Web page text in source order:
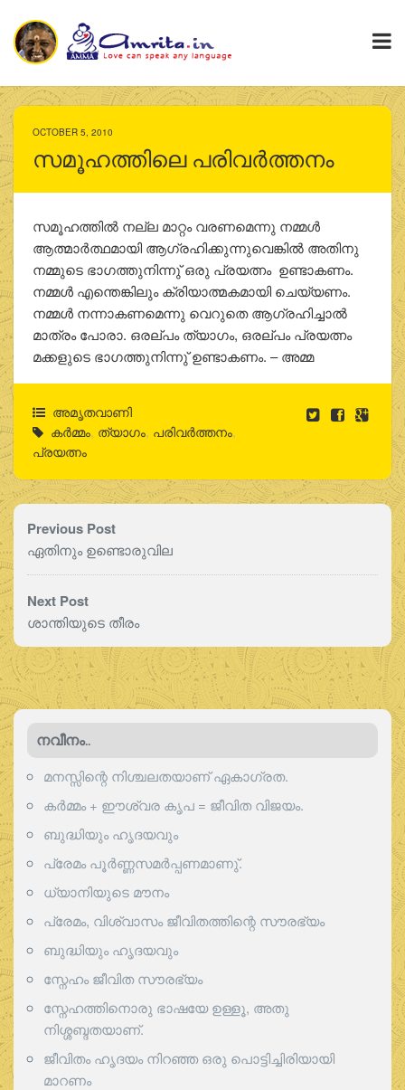
OCTOBER 5, 2010
സമൂഹത്തിലെ പരിവര്‍ത്തനം
സമൂഹത്തില്‍ നല്ല മാറ്റം വരണമെന്നു നമ്മള്‍
ആത്മാര്‍ത്ഥമായി ആഗ്രഹിക്കുന്നുവെങ്കില്‍ അതിനു
നമ്മുടെ ഭാഗത്തുനിന്നു് ഒരു പ്രയത്നം ഉണ്ടാകണം.
നമ്മള്‍ എന്തെങ്കിലും ക്രിയാത്മകമായി ചെയ്യണം.
നമ്മള്‍ നന്നാകണമെന്നു വെറുതെ ആഗ്രഹിച്ചാല്‍
മാത്രം പോരാ. ഒരല്പം ത്യാഗം, ഒരല്പം പ്രയത്നം
മക്കളുടെ ഭാഗത്തുനിന്നു് ഉണ്ടാകണം. – അമ്മ
അമൃതവാണി
കര്‍മ്മം, ത്യാഗം, പരിവര്‍ത്തനം,
പ്രയത്നം
Previous Post
ഏതിനും ഉണ്ടൊരുവില
Next Post
ശാന്തിയുടെ തീരം
നവീനം..
മനസ്സിന്റെ നിശ്ചലതയാണ് ഏകാഗ്രത.
കർമ്മം + ഈശ്വര കൃപ = ജീവിത വിജയം.
ബുദ്ധിയും ഹൃദയവും
പ്രേമം പൂര്‍ണ്ണസമര്‍പ്പണമാണു്.
ധ്യാനിയുടെ മൗനം
പ്രേമം, വിശ്വാസം ജീവിതത്തിന്റെ സൗരഭ്യം
ബുദ്ധിയും ഹൃദയവും
സ്നേഹം ജീവിത സൗരഭ്യം
സ്നേഹത്തിനൊരു ഭാഷയേ ഉള്ളൂ, അതു
നിശ്ശബ്ദതയാണ്.
ജീവിതം ഹൃദയം നിറഞ്ഞ ഒരു പൊട്ടിച്ചിരിയായി
മാറണം